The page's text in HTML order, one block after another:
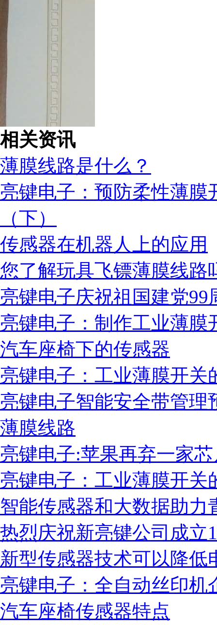
相关资讯
薄膜线路是什么？
亮键电子：预防柔性薄膜
（下）
传感器在机器人上的应用
您了解玩具飞镖薄膜线路
亮键电子庆祝祖国建党99
亮键电子：制作工业薄膜
汽车座椅下的传感器
亮键电子：工业薄膜开关
亮键电子智能安全带管理
薄膜线路
亮键电子:苹果再弃一家
亮键电子：工业薄膜开关
智能传感器和大数据助力
热烈庆祝新亮键公司成立
新型传感器技术可以降低
亮键电子：全自动丝印机
汽车座椅传感器特点